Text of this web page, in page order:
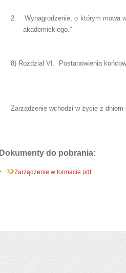
2.
Wynagrodzenie, o którym mowa
akademickiego.”
8) Rozdział VI. Postanowienia
Zarządzenie wchodzi w życie z dniem
Dokumenty do pobrania:
Zarządzenie w formacie pdf